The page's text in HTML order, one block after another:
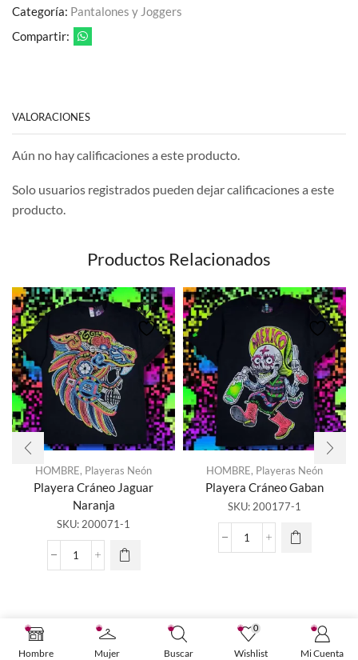
Categoría: Pantalones y Joggers
Compartir:
VALORACIONES
Aún no hay calificaciones a este producto.
Solo usuarios registrados pueden dejar calificaciones a este
producto.
Productos Relacionados
HOMBRE, Playeras Neón
Playera Cráneo Jaguar
Naranja
SKU: 200071-1
Playera
HOMBRE, Playeras Neón
Playera Cráneo Gaban
SKU: 200177-1
Playera
Hombre Mujer Buscar
0
Wishlist Mi Cuenta